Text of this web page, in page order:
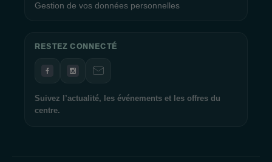
Gestion de vos données personnelles
RESTEZ CONNECTÉ
Suivez l’actualité, les événements et les offres du
centre.